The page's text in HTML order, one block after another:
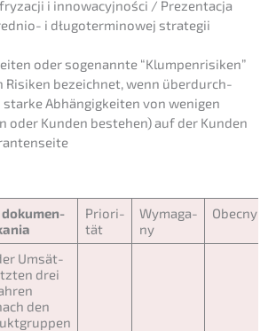
i innowa­cy­j­ności / Prezent­ac­ja
i długo­ter­mi­no­wej strate­gii
oder sogenann­te “Klumpen­ri­si­ken”
Risiken bezeich­net, wenn überdurch­
Abhän­gig­kei­ten von wenigen
oder Kunden bestehen) auf der Kunden
dokumen­
Priori­
tät
Wymaga­
ny
Obecny
Umsät­
drei
den